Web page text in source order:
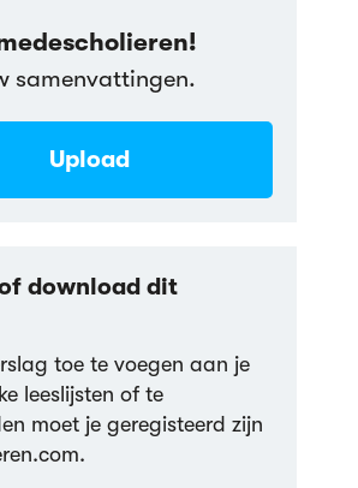
samenvattingen.
Upload
download dit
toe te voegen aan je
leeslijsten of te
moet je geregisteerd zijn